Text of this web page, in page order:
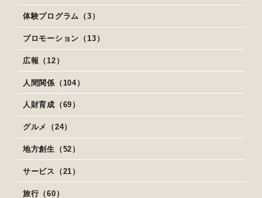
体験プログラム（3）
プロモーション（13）
広報（12）
人間関係（104）
人財育成（69）
グルメ（24）
地方創生（52）
サービス（21）
旅行（60）